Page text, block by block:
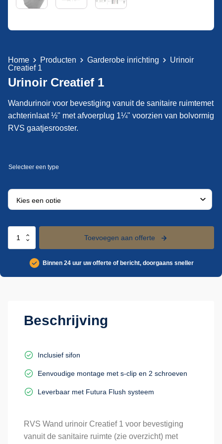
Home Producten Garderobe inrichting
Urinoir
Creatief 1
Urinoir Creatief 1
Wandurinoir voor bevestiging vanuit de sanitaire ruimtemet
achterinlaat ½" met afvoerplug 1¼" voorzien van bolvormig
RVS gaatjesrooster.
Urinoir
Toevoegen aan offerte
Binnen 24 uur uw offerte of bericht, doorgaans sneller
Beschrijving
Inclusief sifon
Eenvoudige montage met s-clip en 2 schroeven
Leverbaar met Futura Flush systeem
RVS Wand urinoir Creatief 1 voor bevestiging
vanuit de sanitaire ruimte (zie overzicht) met